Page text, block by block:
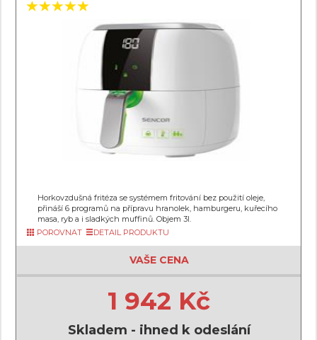
Horkovzdušná fritéza se systémem fritování bez použití oleje,
přináší 6 programů na přípravu hranolek, hamburgeru, kuřecího
masa, ryb a i sladkých muffinů. Objem 3l.
POROVNAT
DETAIL PRODUKTU
VAŠE CENA
1 942 Kč
Skladem - ihned k odeslání